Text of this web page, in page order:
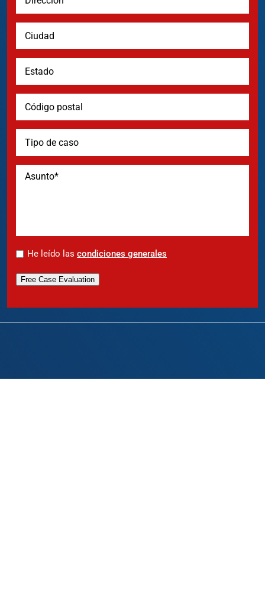
* He leído las condiciones generales
Free Case Evaluation